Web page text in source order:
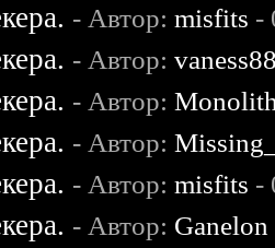
- Автор:misfits -
- Автор:
- Автор:
- Автор:
- Автор:misfits -
- Автор: Ganelon